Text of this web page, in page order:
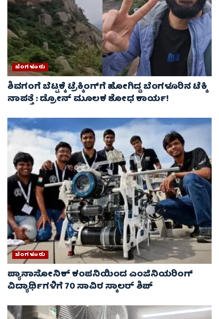
ಬೆಂಗಳೂರು
ಶಿವಗಂಗೆ ಬೆಟ್ಟಕ್ಕೆ ಟ್ರೆಕ್ಕಿಂಗ್‌ಗೆ ಹೋಗಿದ್ದ ಬೆಂಗಳೂರಿನ ಟೆಕ್ಕಿ
ನಾಪತ್ತೆ : ಡ್ರೋನ್ ಮೂಲಕ ಶೋಧ ಕಾರ್ಯ!
ಬೆಂಗಳೂರು
ಪ್ಯಾನಾಸೋನಿಕ್ ಕಂಪನಿಯಿಂದ ಎಂಜಿನಿಯರಿಂಗ್
ವಿದ್ಯಾರ್ಥಿಗಳಿಗೆ 70 ಸಾವಿರ ಸ್ಕಾಲರ್ ಶಿಪ್